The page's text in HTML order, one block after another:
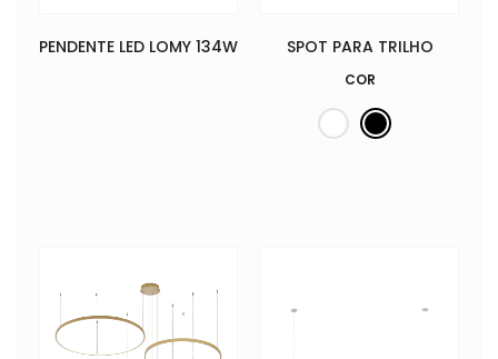
PENDENTE LED LOMY 134W SPOT PARA TRILHO
COR